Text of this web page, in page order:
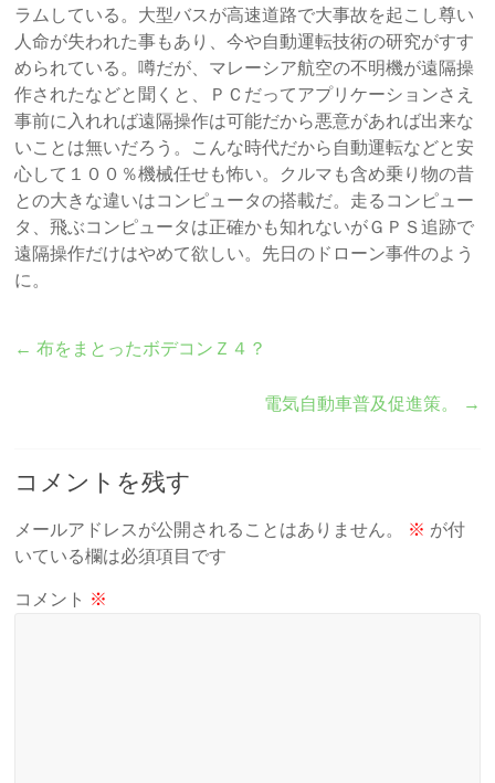
ラムしている。大型バスが高速道路で大事故を起こし尊い
人命が失われた事もあり、今や自動運転技術の研究がすす
められている。噂だが、マレーシア航空の不明機が遠隔操
作されたなどと聞くと、ＰＣだってアプリケーションさえ
事前に入れれば遠隔操作は可能だから悪意があれば出来な
いことは無いだろう。こんな時代だから自動運転などと安
心して１００％機械任せも怖い。クルマも含め乗り物の昔
との大きな違いはコンピュータの搭載だ。走るコンピュー
タ、飛ぶコンピュータは正確かも知れないがＧＰＳ追跡で
遠隔操作だけはやめて欲しい。先日のドローン事件のよう
に。
← 布をまとったボデコンＺ４？
電気自動車普及促進策。 →
コメントを残す
メールアドレスが公開されることはありません。 ※ が付
いている欄は必須項目です
コメント ※